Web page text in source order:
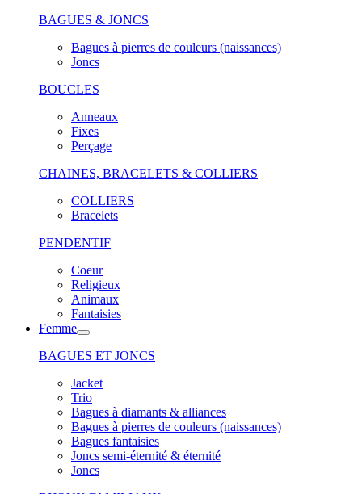
BAGUES & JONCS
Bagues à pierres de couleurs (naissances)
Joncs
BOUCLES
Anneaux
Fixes
Perçage
CHAINES, BRACELETS & COLLIERS
COLLIERS
Bracelets
PENDENTIF
Coeur
Religieux
Animaux
Fantaisies
Femme
BAGUES ET JONCS
Jacket
Trio
Bagues à diamants & alliances
Bagues à pierres de couleurs (naissances)
Bagues fantaisies
Joncs semi-éternité & éternité
Joncs